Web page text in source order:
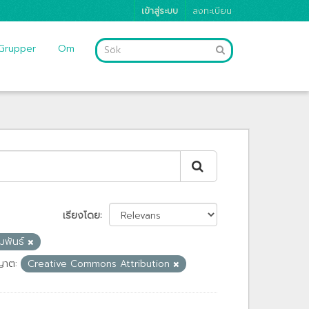
เข้าสู่ระบบ ลงทะเบียน
Om
เรียงโดย
พันธ์
ต: Creative Commons Attribution